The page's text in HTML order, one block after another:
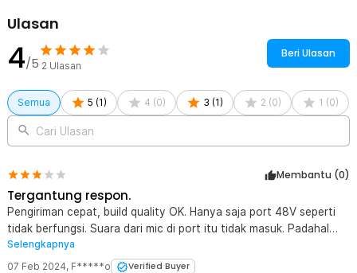
Ulasan
4/5 2 Ulasan
Beri Ulasan
Semua 5 (1 ) 4 (0) 3 (1 ) 2 (0) 1 (0)
Cari Ulasan
Membantu (0)
Tergantung respon.
Pengiriman cepat, build quality OK. Hanya saja port 48V seperti
tidak berfungsi. Suara dari mic di port itu tidak masuk. Padahal
setelah dicek, beneran ada output 48V di port itu. Apa yang salah
ya? FYI, micnya pakai BM800 beli di Jaknot juga.
Selengkapnya
07 Feb 2024, F*****o Verified Buyer